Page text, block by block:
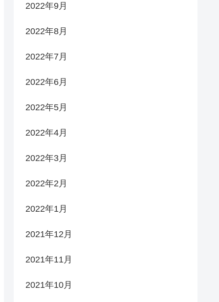
2022年9月
2022年8月
2022年7月
2022年6月
2022年5月
2022年4月
2022年3月
2022年2月
2022年1月
2021年12月
2021年11月
2021年10月